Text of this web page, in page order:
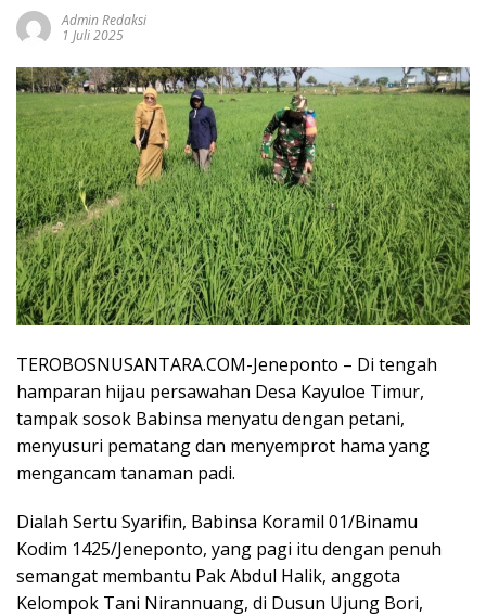
Admin Redaksi
1 Juli 2025
TEROBOSNUSANTARA.COM-Jeneponto – Di tengah
hamparan hijau persawahan Desa Kayuloe Timur,
tampak sosok Babinsa menyatu dengan petani,
menyusuri pematang dan menyemprot hama yang
mengancam tanaman padi.
Dialah Sertu Syarifin, Babinsa Koramil 01/Binamu
Kodim 1425/Jeneponto, yang pagi itu dengan penuh
semangat membantu Pak Abdul Halik, anggota
Kelompok Tani Nirannuang, di Dusun Ujung Bori,